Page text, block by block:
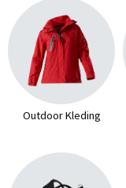
Outdoor Kleding